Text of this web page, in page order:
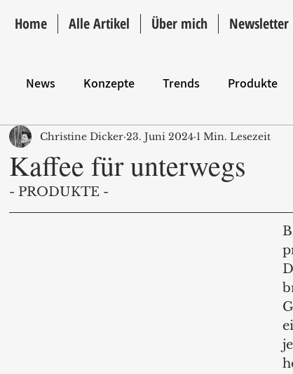
Home Alle Artikel Über mich Newsletter
News Konzepte Trends Produkte
ANZEIGE Intro
Kaffee für unterwegs
Christine Dicker 23. Juni 2024 1 Min. Lesezeit
- PRODUKTE -